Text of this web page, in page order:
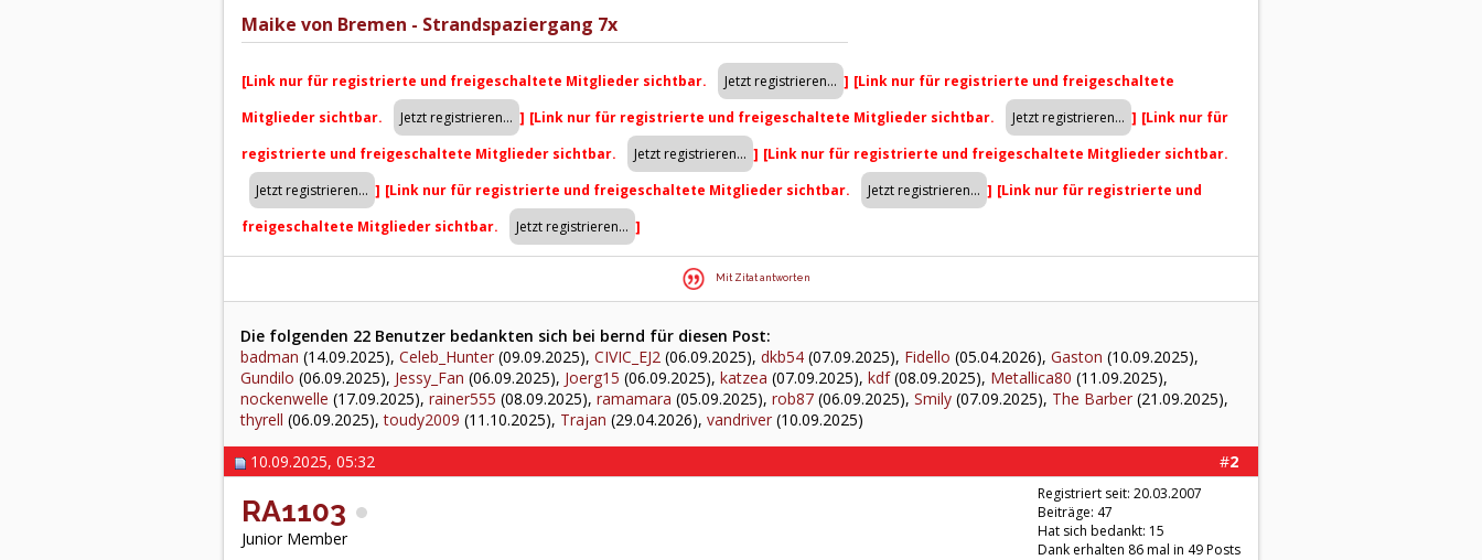
Maike von Bremen - Strandspaziergang 7x
[Link nur für registrierte und freigeschaltete Mitglieder sichtbar. ] [Link nur für registrierte und freigeschaltete
Mitglieder sichtbar.
] [Link nur für registrierte und freigeschaltete Mitglieder sichtbar. ] [Link nur für
registrierte und freigeschaltete Mitglieder sichtbar.
] [Link nur für registrierte und freigeschaltete Mitglieder sichtbar.
] [Link nur für registrierte und freigeschaltete Mitglieder sichtbar. ] [Link nur für registrierte und
freigeschaltete Mitglieder sichtbar.
]
Mit Zitat antworten
Die folgenden 22 Benutzer bedankten sich bei bernd für diesen Post:
badman (14.09.2025), Celeb_Hunter (09.09.2025), CIVIC_EJ2 (06.09.2025), dkb54 (07.09.2025), Fidello (05.04.2026), Gaston (10.09.2025),
Gundilo (06.09.2025), Jessy_Fan (06.09.2025), Joerg15 (06.09.2025), katzea (07.09.2025), kdf(08.09.2025), Metallica80 (11.09.2025),
nockenwelle (17.09.2025), rainer555 (08.09.2025), ramamara (05.09.2025), rob87 (06.09.2025), Smily (07.09.2025), The Barber (21.09.2025),
thyrell (06.09.2025),toudy2009 (11.10.2025), Trajan (29.04.2026), vandriver (10.09.2025)
#2
10.09.2025, 05:32
RA1103
Junior Member
Registriert seit: 20.03.2007
Beiträge: 47
Hat sich bedankt: 15
Dank erhalten 86 mal in 49 Posts